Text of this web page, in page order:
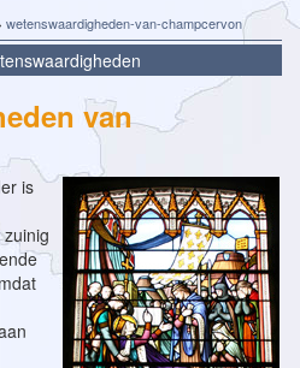
wetenswaardigheden-van-champcervon
van
is